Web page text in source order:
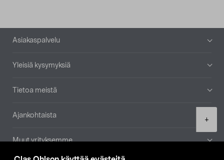
+
Alatunniste
Asiakaspalvelu
Yleisiä kysymyksiä
Tietoa meistä
Ajankohtaista
Muut yrityksemme